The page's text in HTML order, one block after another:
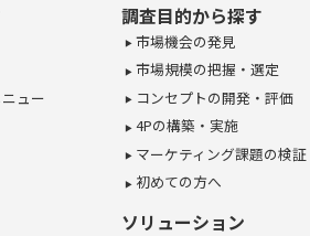
ュー
調査目的から探す
市場機会の発見
市場規模の把握・選定
コンセプトの開発・評価
4Pの構築・実施
マーケティング課題の検
初めての方へ
ソリューション